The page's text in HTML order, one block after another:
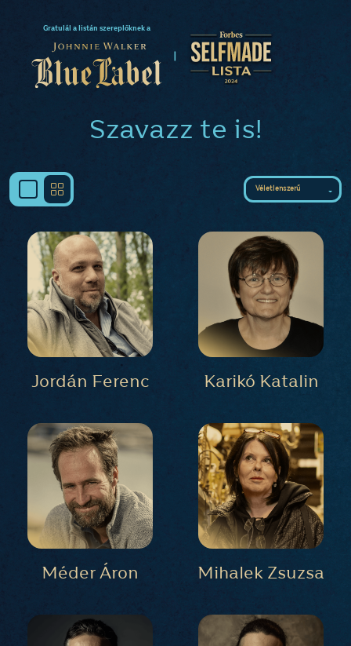
Gratulál a listán szereplőknek a
Szavazz te is!
Véletlenszerű
Jordán Ferenc Karikó Katalin
Méder Áron Mihalek Zsuzsa